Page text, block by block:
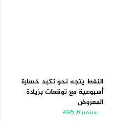
النفط يتجه نحو تكبد خسارة
أسبوعية مع توقعات بزيادة
المعروض
سبتمبر 6, 2025